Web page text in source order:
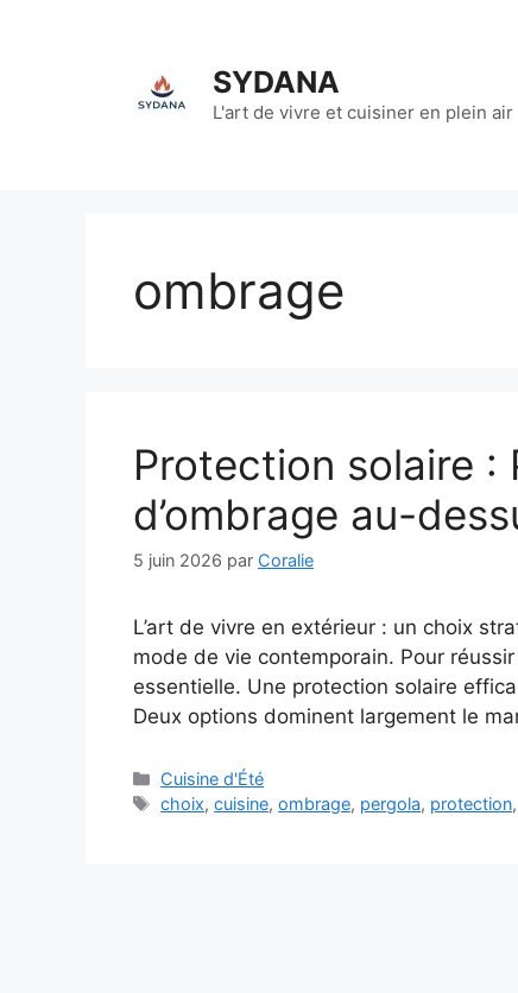
SYDANA
L'art de vivre et cuisiner en plein air
ombrage
Protection solaire :
d’ombrage au-
5 juin 2026 par Coralie
L’art de vivre en extérieur : un choix
mode de vie contemporain. Pour
essentielle. Une protection solaire
Deux options dominent largement le
Catégories
Cuisine d'Été
Étiquettes
choix,cuisine,ombrage, pergola, protection,